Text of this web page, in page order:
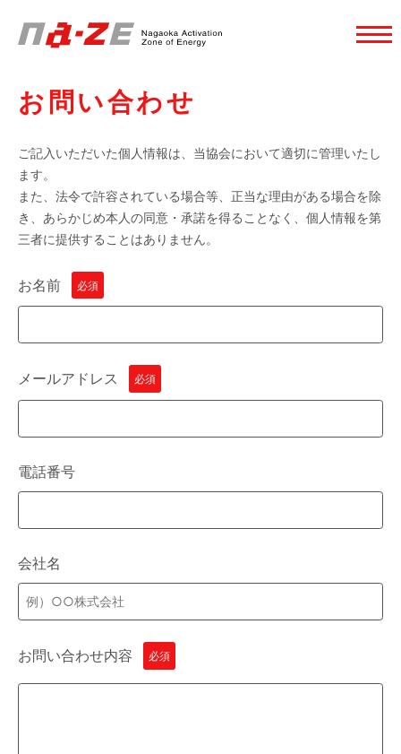
お問い合わせ
ご記入いただいた個人情報は、当協会において適切に管理いたし
ます。
また、法令で許容されている場合等、正当な理由がある場合を除
き、あらかじめ本人の同意・承諾を得ることなく、個人情報を第
三者に提供することはありません。
お名前 必須
メールアドレス 必須
電話番号
会社名
お問い合わせ内容 必須